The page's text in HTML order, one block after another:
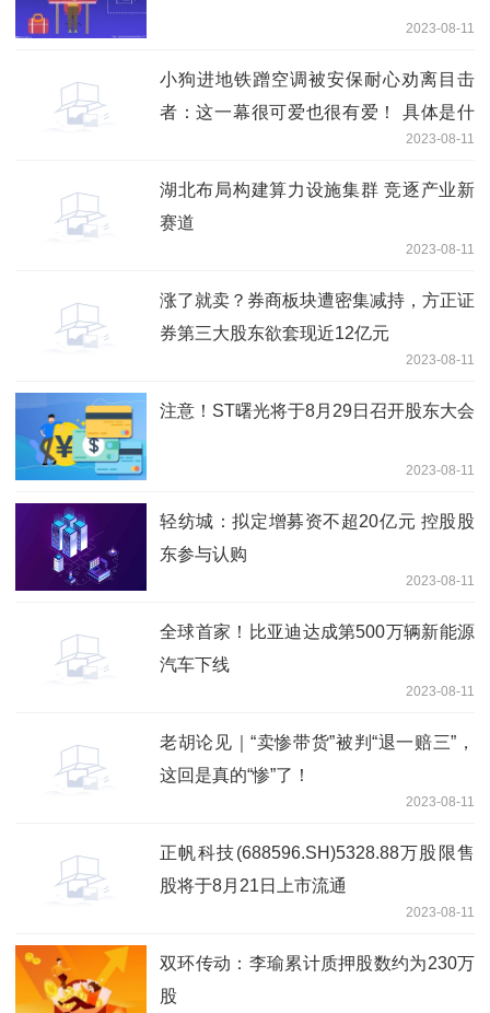
2023-08-11
小狗进地铁蹭空调被安保耐心劝离目击
者：这一幕很可爱也很有爱！ 具体是什
2023-08-11
湖北布局构建算力设施集群 竞逐产业新
赛道
2023-08-11
涨了就卖？券商板块遭密集减持，方正证
券第三大股东欲套现近12亿元
2023-08-11
注意！ST曙光将于8月29日召开股东大会
2023-08-11
轻纺城：拟定增募资不超20亿元 控股股
东参与认购
2023-08-11
全球首家！比亚迪达成第500万辆新能源
汽车下线
2023-08-11
老胡论见｜“卖惨带货”被判“退一赔三”，
这回是真的“惨”了！
2023-08-11
正帆科技(688596.SH)5328.88万股限售
股将于8月21日上市流通
2023-08-11
双环传动：李瑜累计质押股数约为230万
股